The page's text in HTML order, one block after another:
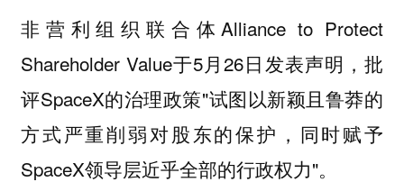
非营利组织联合体Alliance to Protect
Shareholder Value于5月26日发表声明，批
评SpaceX的治理政策"试图以新颖且鲁莽的
方式严重削弱对股东的保护，同时赋予
SpaceX领导层近乎全部的行政权力"。